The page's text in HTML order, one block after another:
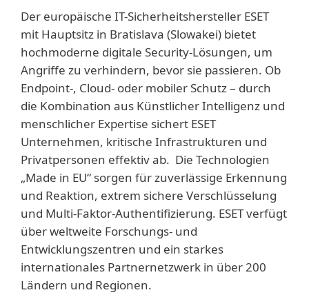
Der europäische IT-Sicherheitshersteller ESET
mit Hauptsitz in Bratislava (Slowakei) bietet
hochmoderne digitale Security-Lösungen, um
Angriffe zu verhindern, bevor sie passieren. Ob
Endpoint-, Cloud- oder mobiler Schutz – durch
die Kombination aus Künstlicher Intelligenz und
menschlicher Expertise sichert ESET
Unternehmen, kritische Infrastrukturen und
Privatpersonen effektiv ab. Die Technologien
„Made in EU“ sorgen für zuverlässige Erkennung
und Reaktion, extrem sichere Verschlüsselung
und Multi-Faktor-Authentifizierung. ESET verfügt
über weltweite Forschungs- und
Entwicklungszentren und ein starkes
internationales Partnernetzwerk in über 200
Ländern und Regionen.